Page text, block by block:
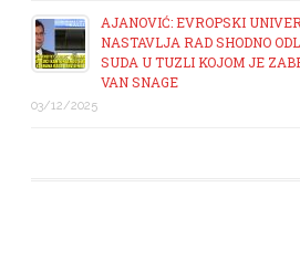
AJANOVIĆ: EVROPSKI
NASTAVLJA RAD SHODNO
SUDA U TUZLI KOJOM JE
VAN SNAGE
03/12/2025